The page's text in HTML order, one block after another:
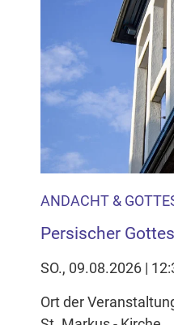
ANDACHT &
Persischer
SO., 09.08.2026 |
Ort der